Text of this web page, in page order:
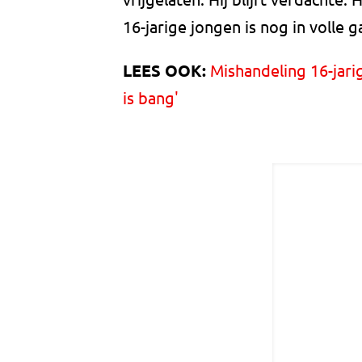
16-jarige jongen is nog in volle
LEES OOK: Mishandeling 16-
is bang'